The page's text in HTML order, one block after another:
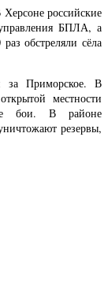
российские
БПЛА, а
обстреляли сёла
за Приморское. В
местности
бои. В районе
резервы,